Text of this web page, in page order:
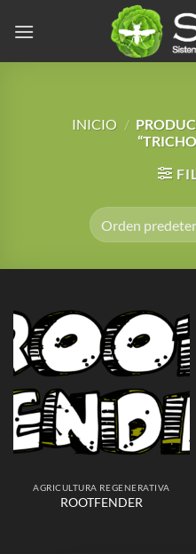
INICIO /
AGRICULTURA REGENERATIVA
ROOTFENDER